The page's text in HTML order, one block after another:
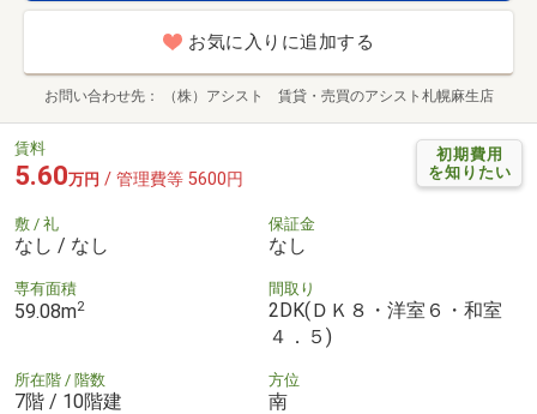
お気に入りに追加する
お問い合わせ先 （株）アシスト 賃貸・売買のアシスト札幌麻生店
初期費用
を知りたい
賃料
5.60万円 / 管理費等 5600円
敷 / 礼
なし / なし
保証金
なし
専有面積
59.08m2
間取り
2DK(ＤＫ８・洋室６・和室
４．５)
所在階 / 階数
7階 / 10階建
方位
南